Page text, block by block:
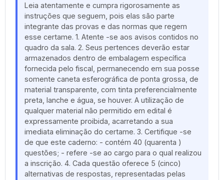
Leia atentamente e cumpra rigorosamente as
instruções que seguem, pois elas são parte
integrante das provas e das normas que regem
esse certame. 1. Atente -se aos avisos contidos no
quadro da sala. 2. Seus pertences deverão estar
armazenados dentro de embalagem específica
fornecida pelo fiscal, permanecendo em sua posse
somente caneta esferográfica de ponta grossa, de
material transparente, com tinta preferencialmente
preta, lanche e água, se houver. A utilização de
qualquer material não permitido em edital é
expressamente proibida, acarretando a sua
imediata eliminação do certame. 3. Certifique -se
de que este caderno: - contém 40 (quarenta )
questões; - refere -se ao cargo para o qual realizou
a inscrição. 4. Cada questão oferece 5 (cinco)
alternativas de respostas, representadas pelas